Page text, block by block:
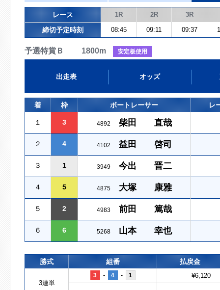
レース 1R 2R 3R
締切予定時刻 08:45 09:11 09:37
予選特賞Ｂ 1800m 安定板使用
出走表 オッズ
着 枠 ボートレーサー レ
１ 3 4892 柴田 直哉
２ 4 4102 益田 啓司
３ 1 3949 今出 晋二
４ 5 4875 大塚 康雅
５ 2 4983 前田 篤哉
６ 6 5268 山本 幸也
勝式 組番 払戻金
3連単
3 - 4 - 1 ¥6,120